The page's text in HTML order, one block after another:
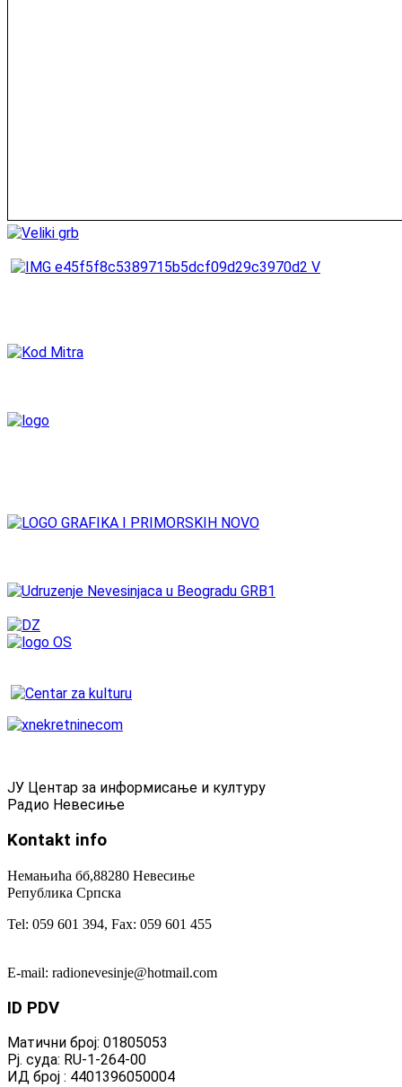
ЈУ Центар за информисање и културу
Радио Невесиње
Kontakt info
Немањића бб,88280 Невесиње
Република Српска
Tel: 059 601 394, Fax: 059 601 455
E-mail: radionevesinje@hotmail.com
ID PDV
Матични број: 01805053
Рј. суда: RU-1-264-00
ИД број : 4401396050004